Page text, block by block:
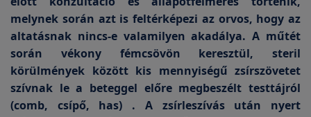
melynek során azt is feltérképezi az orvos, hogy az
altatásnak nincs-e valamilyen akadálya. A műtét
során vékony fémcsövön keresztül, steril
körülmények között kis mennyiségű zsírszövetet
szívnak le a beteggel előre megbeszélt testtájról
(comb, csípő, has) . A zsírleszívás után nyert